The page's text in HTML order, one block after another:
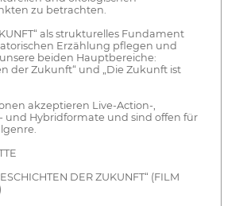
zu betrachten.
als strukturelles Fundament
Erzählung pflegen und
beiden Hauptbereiche:
der Zukunft“ und „Die Zukunft ist
akzeptieren Live-Action-,
und Hybridformate und sind offen für
DER ZUKUNFT“ (FILM